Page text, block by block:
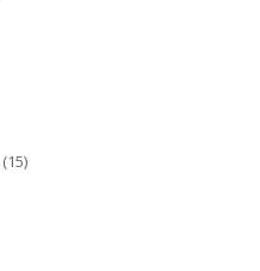
(15)